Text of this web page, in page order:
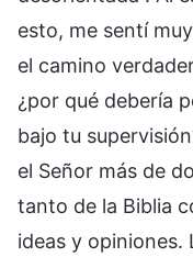
esto, me sentí
el camino
¿por qué debería
bajo tu
el Señor más de
tanto de la Biblia
ideas y opiniones.